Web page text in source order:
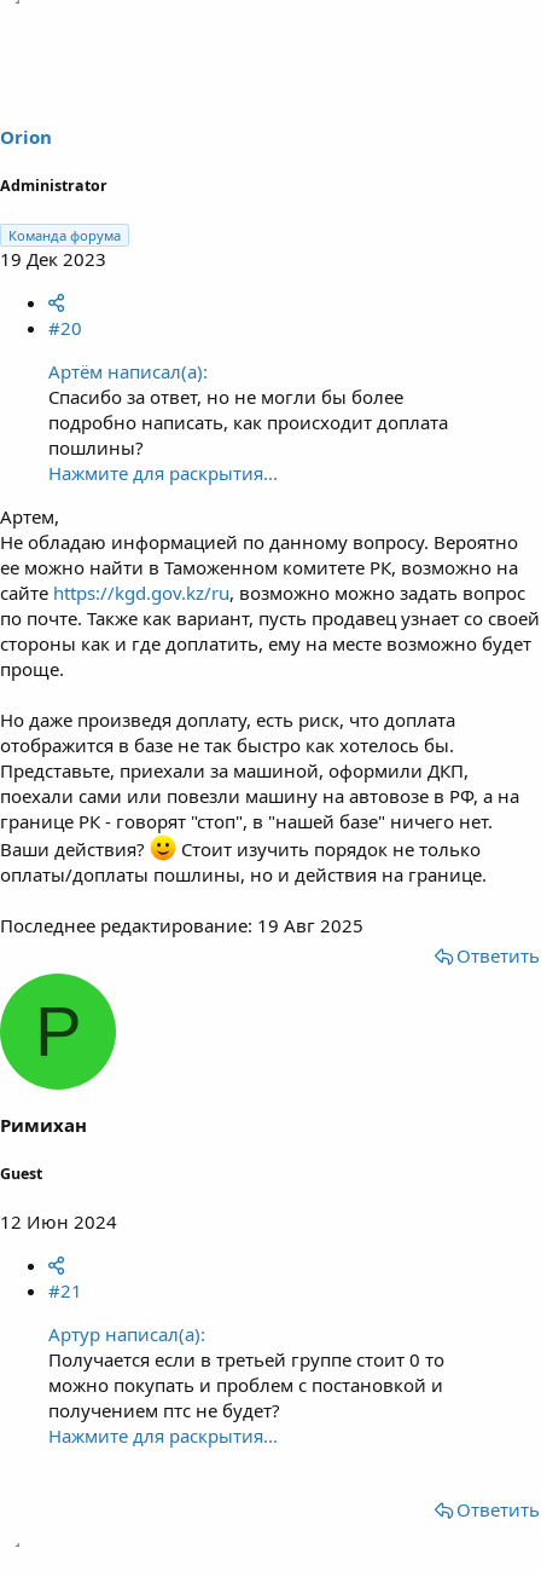
Orion
Administrator
Команда форума
19 Дек 2023
#20
Артём написал(а):
Спасибо за ответ, но не могли бы более
подробно написать, как происходит доплата
пошлины?
Нажмите для раскрытия...
Артем,
Не обладаю информацией по данному вопросу. Вероятно
ее можно найти в Таможенном комитете РК, возможно на
сайте https://kgd.gov.kz/ru, возможно можно задать вопрос
по почте. Также как вариант, пусть продавец узнает со своей
стороны как и где доплатить, ему на месте возможно будет
проще.
Но даже произведя доплату, есть риск, что доплата
отображится в базе не так быстро как хотелось бы.
Представьте, приехали за машиной, оформили ДКП,
поехали сами или повезли машину на автовозе в РФ, а на
границе РК - говорят "стоп", в "нашей базе" ничего нет.
Ваши действия?
Стоит изучить порядок не только
оплаты/доплаты пошлины, но и действия на границе.
Последнее редактирование: 19 Авг 2025
Ответить
Р
Римихан
Guest
12 Июн 2024
#21
Артур написал(а):
Получается если в третьей группе стоит 0 то
можно покупать и проблем с постановкой и
получением птс не будет?
Нажмите для раскрытия...
Ответить